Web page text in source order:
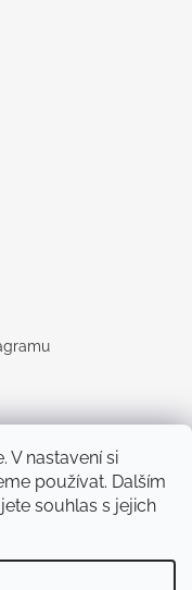
V nastavení si
používat. Dalším
souhlas s jejich